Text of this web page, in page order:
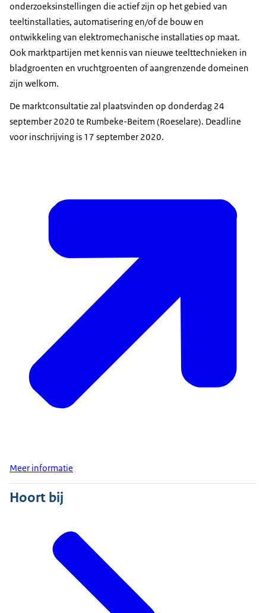
onderzoeksinstellingen die actief zijn op het gebied van
teeltinstallaties, automatisering en/of de bouw en
ontwikkeling van elektromechanische installaties op maat.
Ook marktpartijen met kennis van nieuwe teelttechnieken in
bladgroenten en vruchtgroenten of aangrenzende domeinen
zijn welkom.
De marktconsultatie zal plaatsvinden op donderdag 24
september 2020 te Rumbeke-Beitem (Roeselare). Deadline
voor inschrijving is 17 september 2020.
Meer informatie
Hoort bij